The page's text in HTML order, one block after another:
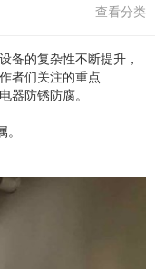
查看分类
备的复杂性不断提升，
者们关注的重点
器防锈防腐。